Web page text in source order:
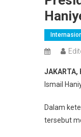
JAKARTA,
Ismail
Dalam
tersebut